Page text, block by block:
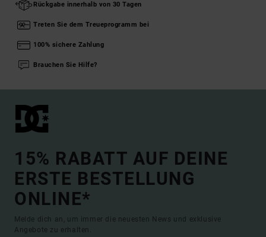
Rückgabe innerhalb von 30 Tagen
Treten Sie dem Treueprogramm bei
100% sichere Zahlung
Brauchen Sie Hilfe?
15% RABATT AUF DEINE
ERSTE BESTELLUNG
ONLINE*
Melde dich an, um immer die neuesten News und exklusive
Angebote zu erhalten.